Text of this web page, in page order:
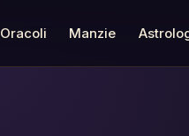
Oracoli Manzie